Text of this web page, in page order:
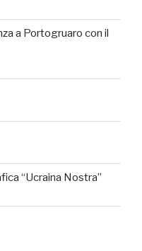
a Portogruaro con il
“Ucraina Nostra”